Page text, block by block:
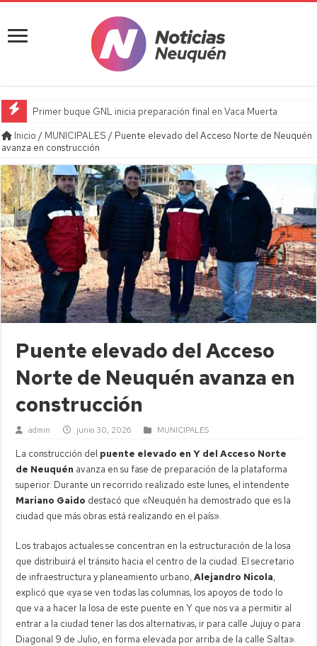
Primer buque GNL inicia preparación final en Vaca Muerta
Inicio / MUNICIPALES / Puente elevado del Acceso Norte de Neuquén
avanza en construcción
Puente elevado del Acceso
Norte de Neuquén avanza en
construcción
admin junio 30, 2026 MUNICIPALES
La construcción del puente elevado en Y del Acceso Norte
de Neuquén avanza en su fase de preparación de la plataforma
superior. Durante un recorrido realizado este lunes, el intendente
Mariano Gaido destacó que «Neuquén ha demostrado que es la
ciudad que más obras está realizando en el país».
Los trabajos actuales se concentran en la estructuración de la losa
que distribuirá el tránsito hacia el centro de la ciudad. El secretario
de infraestructura y planeamiento urbano,Alejandro Nicola,
explicó que «ya se ven todas las columnas, los apoyos de todo lo
que va a hacer la losa de este puente en Y que nos va a permitir al
entrar a la ciudad tener las dos alternativas, ir para calle Jujuy o para
Diagonal 9 de Julio, en forma elevada por arriba de la calle Salta».